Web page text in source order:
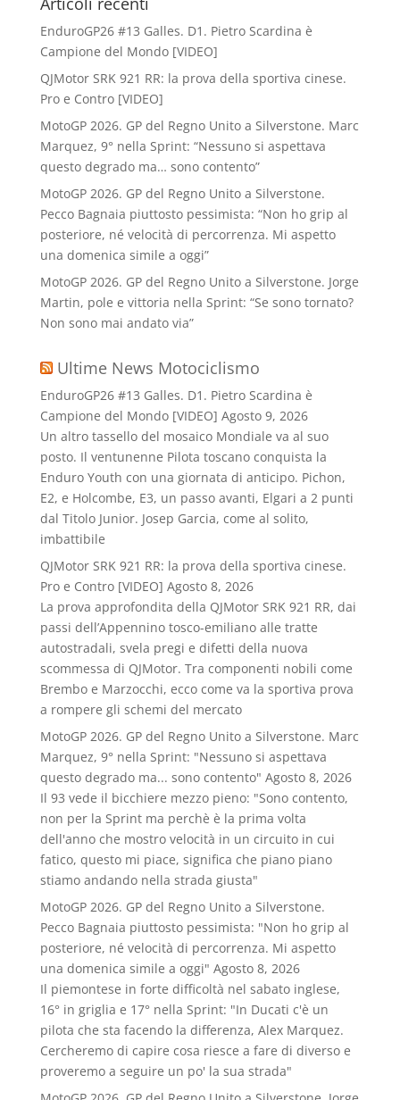
EnduroGP26 #13 Galles. D1. Pietro Scardina è
Campione del Mondo [VIDEO]
QJMotor SRK 921 RR: la prova della sportiva cinese.
Pro e Contro [VIDEO]
MotoGP 2026. GP del Regno Unito a Silverstone. Marc
Marquez, 9° nella Sprint: “Nessuno si aspettava
questo degrado ma… sono contento”
MotoGP 2026. GP del Regno Unito a Silverstone.
Pecco Bagnaia piuttosto pessimista: “Non ho grip al
posteriore, né velocità di percorrenza. Mi aspetto
una domenica simile a oggi”
MotoGP 2026. GP del Regno Unito a Silverstone. Jorge
Martin, pole e vittoria nella Sprint: “Se sono tornato?
Non sono mai andato via”
Ultime News Motociclismo
EnduroGP26 #13 Galles. D1. Pietro Scardina è
Campione del Mondo [VIDEO] Agosto 9, 2026
Un altro tassello del mosaico Mondiale va al suo
posto. Il ventunenne Pilota toscano conquista la
Enduro Youth con una giornata di anticipo. Pichon,
E2, e Holcombe, E3, un passo avanti, Elgari a 2 punti
dal Titolo Junior. Josep Garcia, come al solito,
imbattibile
QJMotor SRK 921 RR: la prova della sportiva cinese.
Pro e Contro [VIDEO] Agosto 8, 2026
La prova approfondita della QJMotor SRK 921 RR, dai
passi dell’Appennino tosco-emiliano alle tratte
autostradali, svela pregi e difetti della nuova
scommessa di QJMotor. Tra componenti nobili come
Brembo e Marzocchi, ecco come va la sportiva prova
a rompere gli schemi del mercato
MotoGP 2026. GP del Regno Unito a Silverstone. Marc
Marquez, 9° nella Sprint: "Nessuno si aspettava
questo degrado ma... sono contento" Agosto 8, 2026
Il 93 vede il bicchiere mezzo pieno: "Sono contento,
non per la Sprint ma perchè è la prima volta
dell'anno che mostro velocità in un circuito in cui
fatico, questo mi piace, significa che piano piano
stiamo andando nella strada giusta"
MotoGP 2026. GP del Regno Unito a Silverstone.
Pecco Bagnaia piuttosto pessimista: "Non ho grip al
posteriore, né velocità di percorrenza. Mi aspetto
una domenica simile a oggi" Agosto 8, 2026
Il piemontese in forte difficoltà nel sabato inglese,
16° in griglia e 17° nella Sprint: "In Ducati c'è un
pilota che sta facendo la differenza, Alex Marquez.
Cercheremo di capire cosa riesce a fare di diverso e
proveremo a seguire un po' la sua strada"